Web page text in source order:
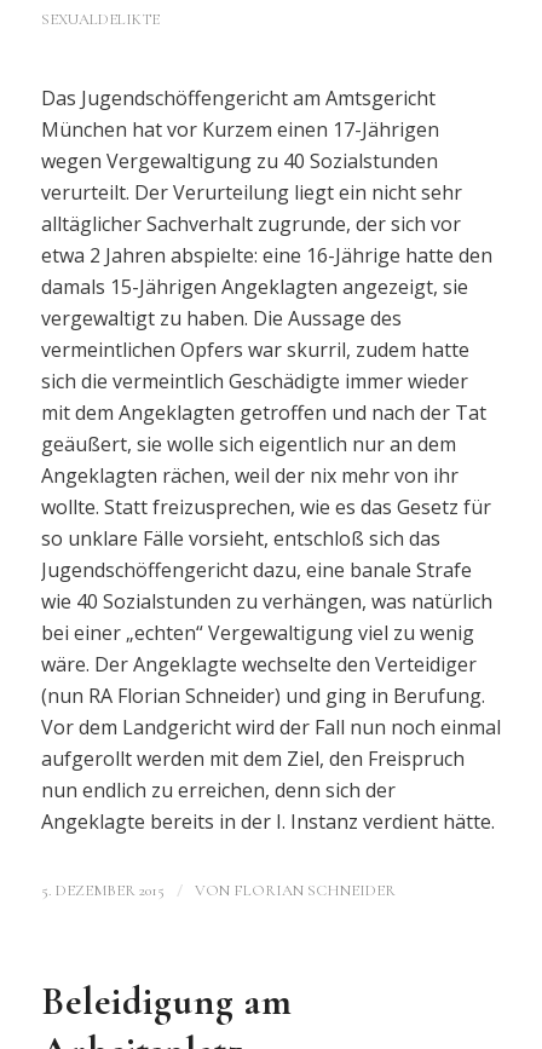
SEXUALDELIKTE
Das Jugendschöffengericht am Amtsgericht
München hat vor Kurzem einen 17-Jährigen
wegen Vergewaltigung zu 40 Sozialstunden
verurteilt. Der Verurteilung liegt ein nicht sehr
alltäglicher Sachverhalt zugrunde, der sich vor
etwa 2 Jahren abspielte: eine 16-Jährige hatte den
damals 15-Jährigen Angeklagten angezeigt, sie
vergewaltigt zu haben. Die Aussage des
vermeintlichen Opfers war skurril, zudem hatte
sich die vermeintlich Geschädigte immer wieder
mit dem Angeklagten getroffen und nach der Tat
geäußert, sie wolle sich eigentlich nur an dem
Angeklagten rächen, weil der nix mehr von ihr
wollte. Statt freizusprechen, wie es das Gesetz für
so unklare Fälle vorsieht, entschloß sich das
Jugendschöffengericht dazu, eine banale Strafe
wie 40 Sozialstunden zu verhängen, was natürlich
bei einer „echten“ Vergewaltigung viel zu wenig
wäre. Der Angeklagte wechselte den Verteidiger
(nun RA Florian Schneider) und ging in Berufung.
Vor dem Landgericht wird der Fall nun noch einmal
aufgerollt werden mit dem Ziel, den Freispruch
nun endlich zu erreichen, denn sich der
Angeklagte bereits in der I. Instanz verdient hätte.
5. DEZEMBER 2015 / VON FLORIAN SCHNEIDER
Beleidigung am